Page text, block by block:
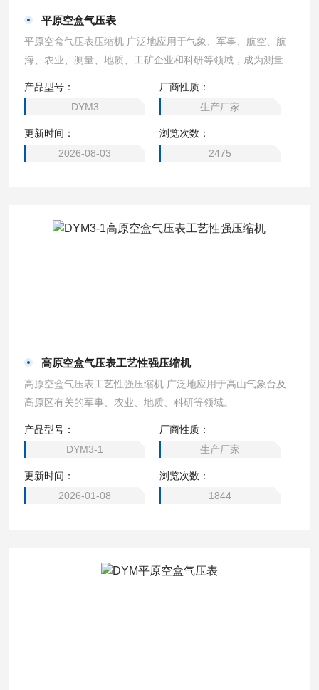
平原空盒气压表
平原空盒气压表压缩机 广泛地应用于气象、军事、航空、航
海、农业、测量、地质、工矿企业和科研等领域，成为测量大
产品型号：
DYM3
厂商性质：
生产厂家
更新时间：
2026-08-03
浏览次数：
2475
高原空盒气压表工艺性强压缩机
高原空盒气压表工艺性强压缩机 广泛地应用于高山气象台及
高原区有关的军事、农业、地质、科研等领域。
产品型号：
DYM3-1
厂商性质：
生产厂家
更新时间：
2026-01-08
浏览次数：
1844